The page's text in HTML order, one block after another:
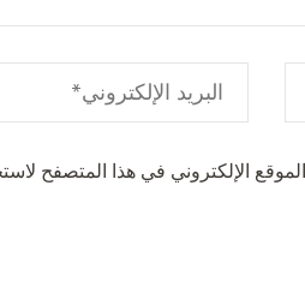
الإلكتروني في هذا المتصفح